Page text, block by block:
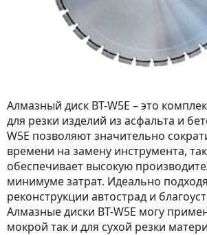
Алмазный диск BT-W5E – это
для резки изделий из асфальта и
W5E позволяют значительно
времени на замену инструмента,
обеспечивает высокую
минимуме затрат. Идеально
реконструкции автострад и
Алмазные диски BT-W5E могу
мокрой так и для сухой резки